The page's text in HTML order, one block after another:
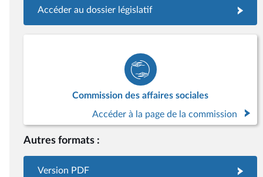
Accéder au dossier législatif
Commission des affaires sociales
Accéder à la page de la commission
Autres formats :
Version PDF